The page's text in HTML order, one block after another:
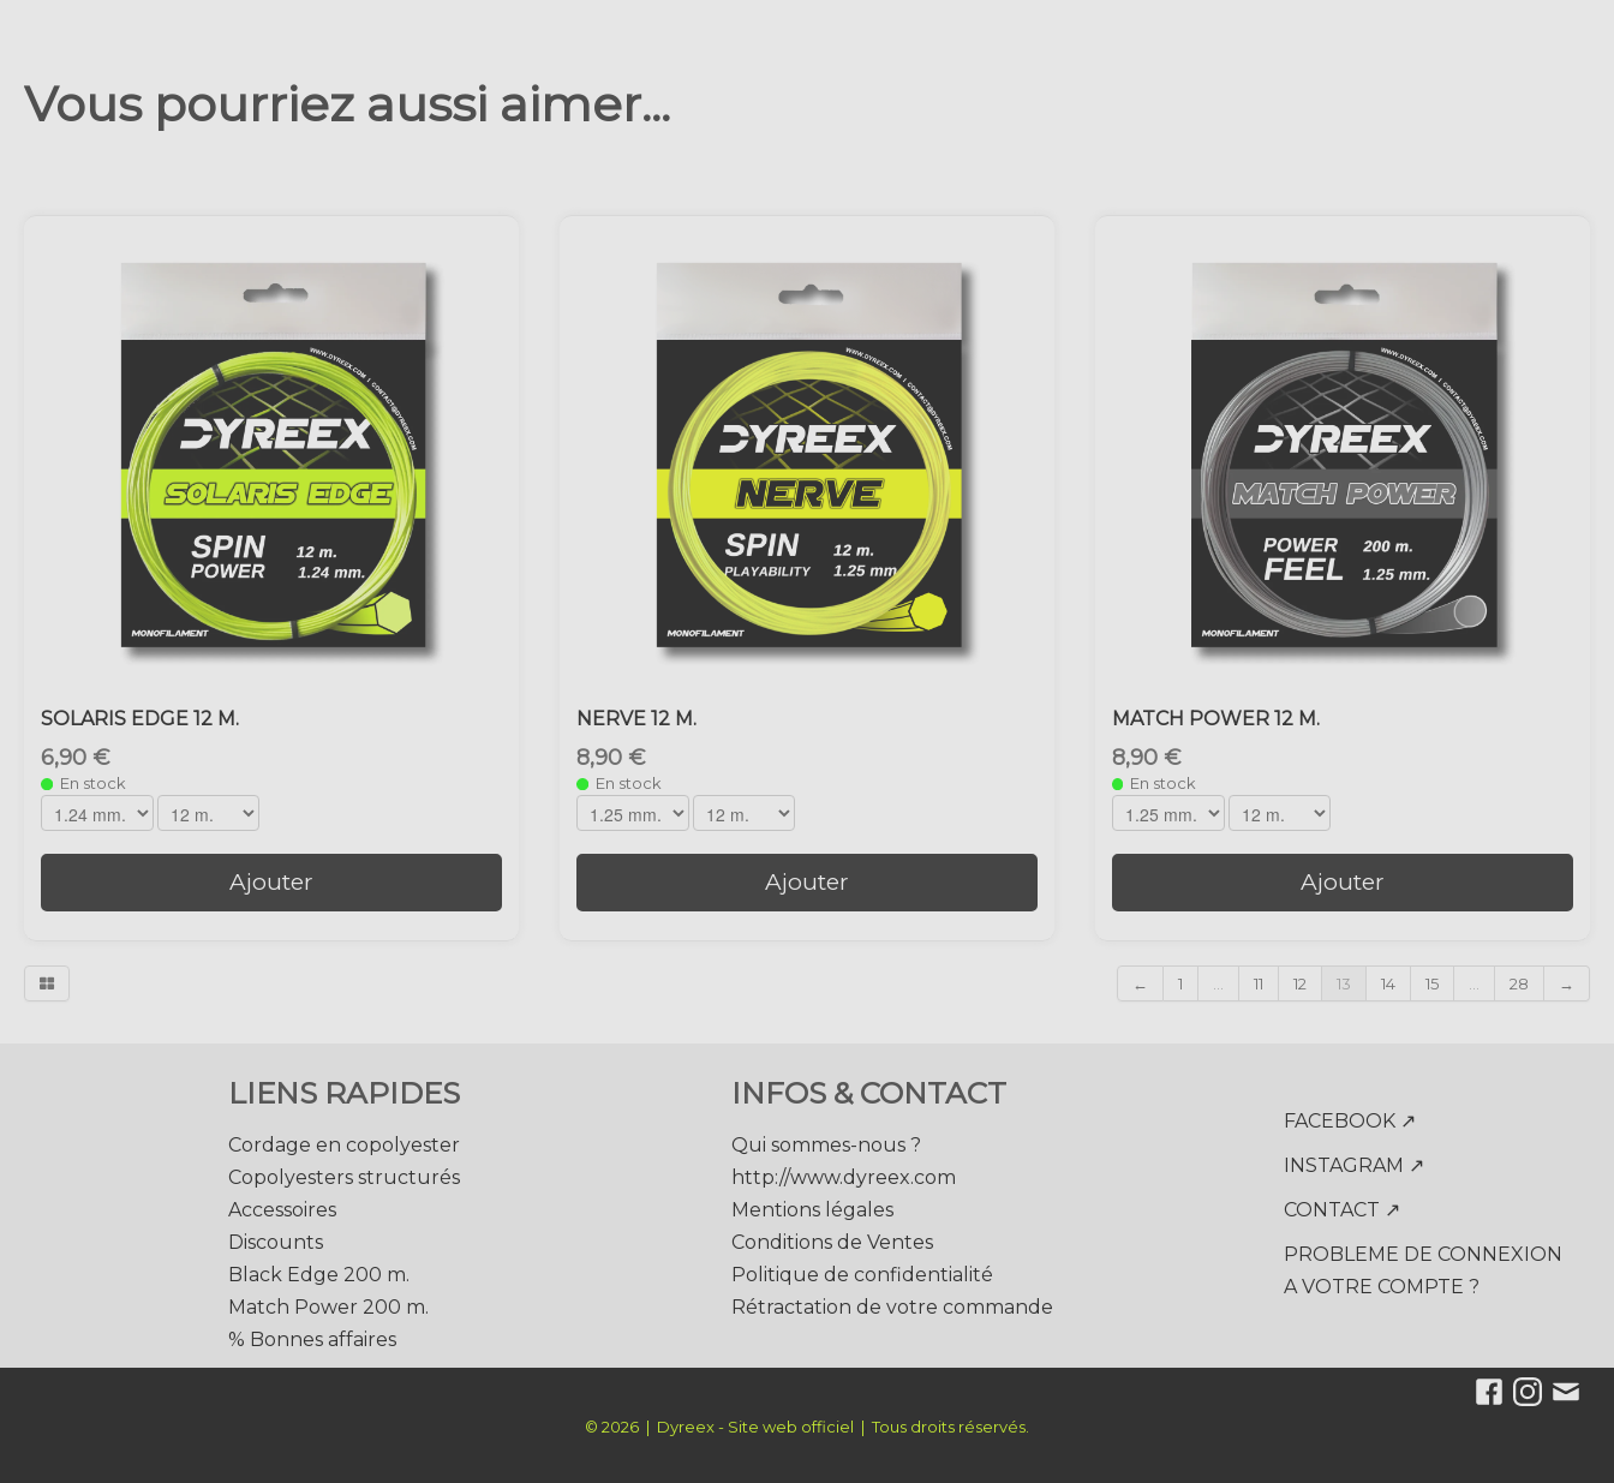
Vous pourriez aussi aimer...
SOLARIS EDGE 12 M.
6,90 €
En stock
Ajouter
NERVE 12 M.
8,90 €
En stock
Ajouter
MATCH POWER 12 M.
8,90 €
En stock
Ajouter
← 1 11 12 13 14 15 28 →
LIENS RAPIDES
Cordage en copolyester
Copolyesters structurés
Accessoires
Discounts
Black Edge 200 m.
Match Power 200 m.
% Bonnes affaires
INFOS & CONTACT
Qui sommes-nous ?
http://www.dyreex.com
Mentions légales
Conditions de Ventes
Politique de confidentialité
Rétractation de votre commande
FACEBOOK ↗
INSTAGRAM ↗
CONTACT ↗
PROBLEME DE CONNEXION
A VOTRE COMPTE ?
© 2026 | Dyreex - Site web officiel | Tous droits réservés.